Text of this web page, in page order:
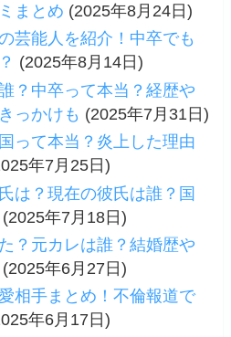
まとめ (2025年8月24日)
芸能人を紹介！中卒でも
(2025年8月14日)
？中卒って本当？経歴や
っかけも (2025年7月31日)
って本当？炎上した理由
年7月25日)
は？現在の彼氏は誰？国
(2025年7月18日)
？元カレは誰？結婚歴や
(2025年6月27日)
相手まとめ！不倫報道で
年6月17日)